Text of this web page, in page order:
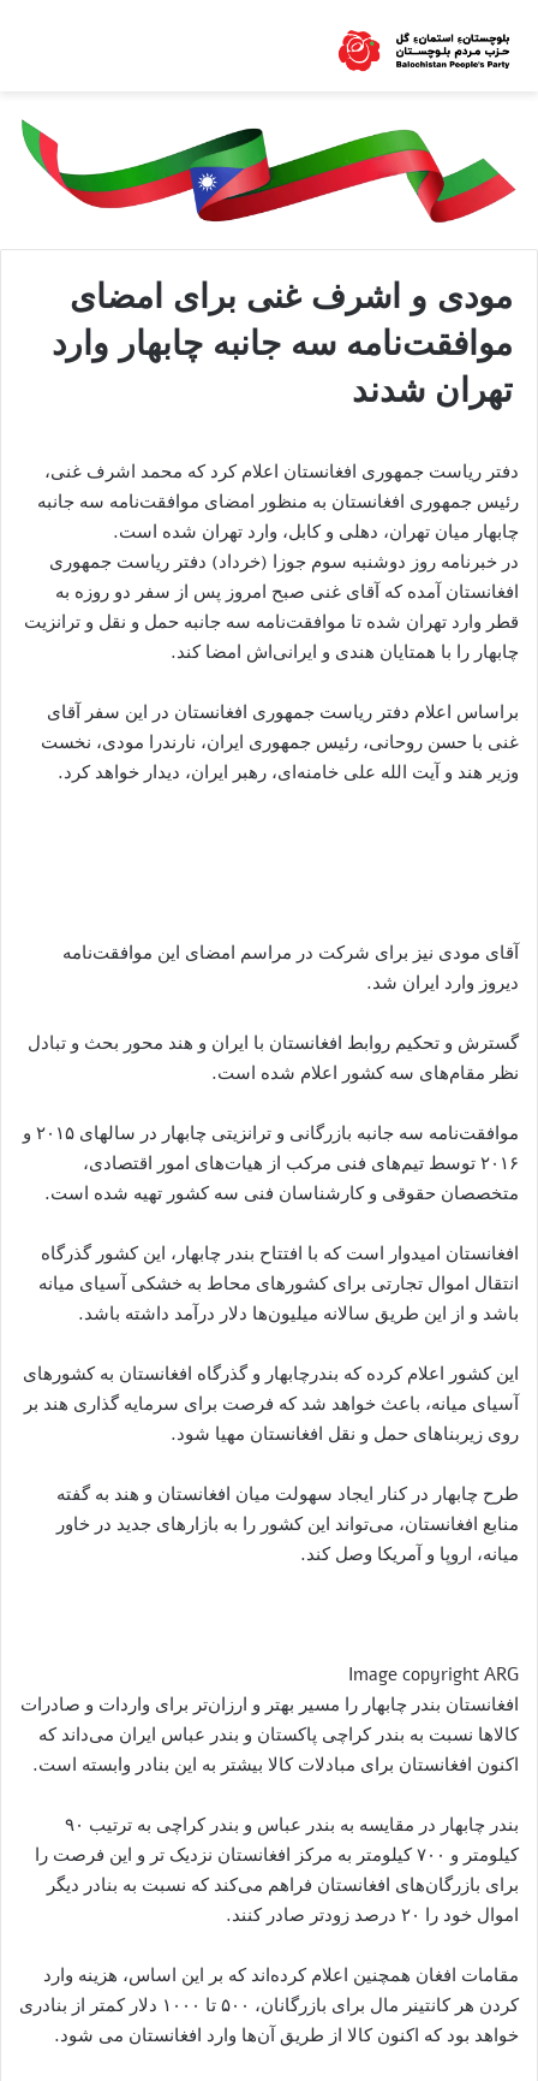
مودی و اشرف غنی برای امضای
موافقت‌نامه سه جانبه چابهار وارد
تهران شدند
دفتر ریاست جمهوری افغانستان اعلام‌ کرد که محمد اشرف غنی،
رئیس جمهوری افغانستان به منظور امضای موافقت‌نامه سه جانبه
چابهار میان تهران، دهلی و کابل، وارد تهران شده است.
در خبرنامه روز دوشنبه سوم جوزا (خرداد) دفتر ریاست جمهوری
افغانستان آمده که آقای غنی صبح امروز پس از سفر دو روزه به
قطر وارد تهران شده تا موافقت‌نامه سه جانبه حمل و نقل و ترانزیت
چابهار را با همتایان هندی و ایرانی‌اش امضا کند.
براساس اعلام دفتر ریاست جمهوری افغانستان در این سفر آقای
غنی با حسن روحانی، رئیس جمهوری ایران، نارندرا مودی، نخست
وزیر هند و آیت الله علی خامنه‌ای، رهبر ایران، دیدار خواهد کرد.
آقای مودی نیز برای شرکت در مراسم امضای این موافقت‌نامه
دیروز وارد ایران شد.
گسترش و تحکیم روابط افغانستان با ایران و هند محور بحث و تبادل
نظر مقام‌های سه کشور اعلام شده‌ است.
موافقت‌نامه سه جانبه بازرگانی و ترانزیتی چابهار در سالهای ۲۰۱۵ و
۲۰۱۶ توسط تیم‌های فنی مرکب از هیات‌های امور اقتصادی،
متخصصان حقوقی و کارشناسان فنی سه کشور تهیه شده است.
افغانستان امیدوار است که با افتتاح بندر چابهار، این کشور گذرگاه
انتقال اموال تجارتی برای کشورهای محاط به خشکی آسیای میانه
باشد و از این طریق سالانه میلیون‌ها دلار درآمد داشته باشد.
این کشور اعلام کرده که بندرچابهار و گذرگاه افغانستان به کشورهای
آسیای میانه، باعث خواهد شد که فرصت برای سرمایه گذاری هند بر
روی زیربناهای حمل و نقل افغانستان مهیا شود.
طرح چابهار در کنار ایجاد سهولت میان افغانستان و هند به گفته
منابع افغانستان، می‌تواند این کشور را به بازارهای جدید در خاور
میانه، اروپا و آمریکا وصل کند.
Image copyright ARG
افغانستان بندر چابهار را مسیر بهتر و ارزان‌تر برای واردات و صادرات
کالاها نسبت به بندر کراچی پاکستان و بندر عباس ایران می‌داند که
اکنون افغانستان برای مبادلات کالا بیشتر به این بنادر وابسته است.
بندر چابهار در مقایسه به بندر عباس و بندر کراچی به ترتیب ۹۰
کیلومتر و ۷۰۰ کیلومتر به مرکز افغانستان نزدیک تر و این فرصت را
براى بازرگان‌های افغانستان فراهم مى‌کند که نسبت به بنادر دیگر
اموال خود را ٢٠ درصد زودتر صادر کنند.
مقامات افغان همچنین اعلام کرده‌اند که بر این اساس، هزینه وارد
کردن هر کانتینر مال براى بازرگانان، ۵٠٠ تا ١٠٠٠ دلار کمتر از بنادری
خواهد بود که اکنون کالا از طریق آن‌ها وارد افغانستان می شود.